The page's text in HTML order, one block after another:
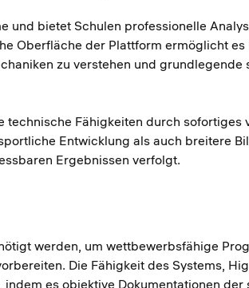
und bietet Schulen professionelle
Oberfläche der Plattform ermöglicht es
zu verstehen und grundlegende
technische Fähigkeiten durch sofortiges
Entwicklung als auch breitere
Ergebnissen verfolgt.
werden, um wettbewerbsfähige
Die Fähigkeit des Systems,
es objektive Dokumentationen der